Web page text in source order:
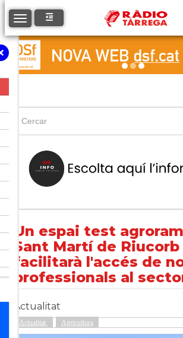
Toggle navigation
Un espai test
Sant Martí de Riucorb
facilitarà l'accés de
professionals al
Actualitat
Actualitat Agricultura